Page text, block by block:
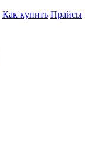
Как купить Прайсы